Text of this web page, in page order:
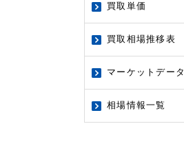
買取単価
買取相場推移表
マーケットデータ
相場情報一覧